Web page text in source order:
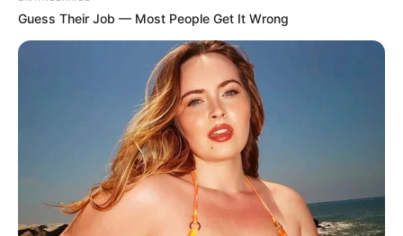
Guess Their Job — Most People Get It Wrong